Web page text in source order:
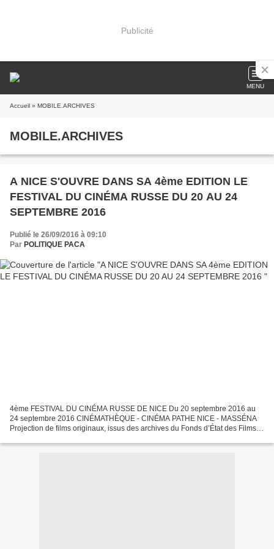
Publicité
MENU
Accueil » MOBILE.ARCHIVES
MOBILE.ARCHIVES
A NICE S'OUVRE DANS SA 4ème EDITION LE
FESTIVAL DU CINÉMA RUSSE DU 20 AU 24
SEPTEMBRE 2016
Publié le 26/09/2016 à 09:10
Par POLITIQUE PACA
4ème FESTIVAL DU CINÉMA RUSSE DE NICE Du 20 septembre 2016 au
24 septembre 2016 CINÉMATHÈQUE - CINÉMA PATHE NICE - MASSÉNA
Projection de films originaux, issus des archives du Fonds d’État des Films